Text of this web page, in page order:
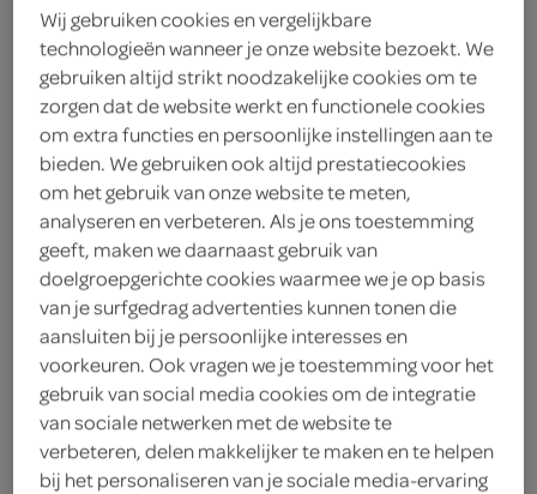
Most Wanted Most
Wanted Primitivo
Most Wanted
< 25 jaar? Laat je
legitimatie zien
< 18 jaar verkopen wij
geen alcohol
meer
informatie
7.
49
750 Milliliter
Wij gebruiken cookies en vergelijkbare
technologieën wanneer je onze website bezoekt. We
gebruiken altijd strikt noodzakelijke cookies om te
zorgen dat de website werkt en functionele cookies
om extra functies en persoonlijke instellingen aan te
bieden. We gebruiken ook altijd prestatiecookies
om het gebruik van onze website te meten,
analyseren en verbeteren. Als je ons toestemming
geeft, maken we daarnaast gebruik van
doelgroepgerichte cookies waarmee we je op basis
van je surfgedrag advertenties kunnen tonen die
aansluiten bij je persoonlijke interesses en
voorkeuren. Ook vragen we je toestemming voor het
gebruik van social media cookies om de integratie
van sociale netwerken met de website te
verbeteren, delen makkelijker te maken en te helpen
bij het personaliseren van je sociale media-ervaring